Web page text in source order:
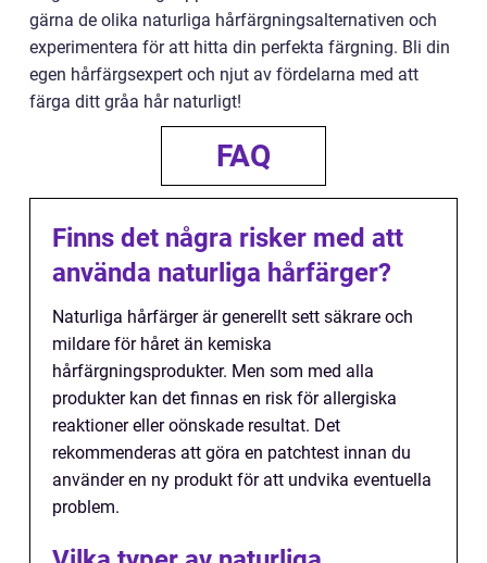
gärna de olika naturliga hårfärgningsalternativen och
experimentera för att hitta din perfekta färgning. Bli din
egen hårfärgsexpert och njut av fördelarna med att
färga ditt gråa hår naturligt!
FAQ
Finns det några risker med att
använda naturliga hårfärger?
Naturliga hårfärger är generellt sett säkrare och
mildare för håret än kemiska
hårfärgningsprodukter. Men som med alla
produkter kan det finnas en risk för allergiska
reaktioner eller oönskade resultat. Det
rekommenderas att göra en patchtest innan du
använder en ny produkt för att undvika eventuella
problem.